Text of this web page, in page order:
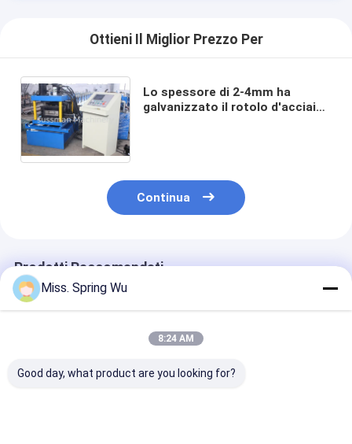
Ottieni Il Miglior Prezzo Per
Lo spessore di 2-4mm ha
galvanizzato il rotolo d'acciaio
Continua
Prodotti Raccomandati
Miss. Spring Wu
8:24 AM
Good day, what product are you looking for?